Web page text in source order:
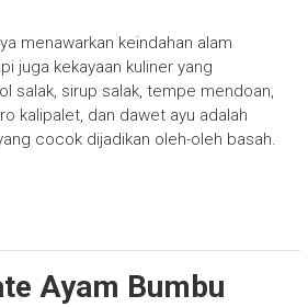
menawarkan keindahan alam
juga kekayaan kuliner yang
salak, sirup salak, tempe mendoan,
kalipalet, dan dawet ayu adalah
cocok dijadikan oleh-oleh basah.
Ayam Bumbu